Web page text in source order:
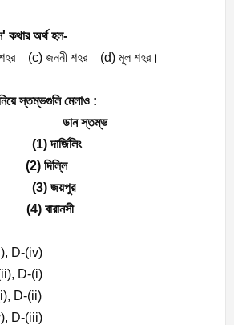
' কথার অর্থ হল-
(c) জননী শহর (d) মূল শহর।
স্তম্ভগুলি মেলাও :
ডান স্তম্ভ
(1)দার্জিলিং
(2) দিল্লি
(3) জয়পুর
(4) বারানসী
D-(iv)
D-(i)
D-(ii)
D-(iii)